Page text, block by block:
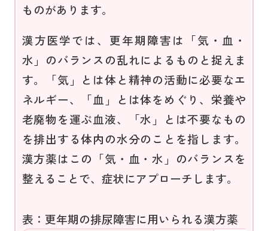
ものがあります。
漢方医学では、更年期障害は「気・血・
水」のバランスの乱れによるものと捉えま
す。「気」とは体と精神の活動に必要なエ
ネルギー、「血」とは体をめぐり、栄養や
老廃物を運ぶ血液、「水」とは不要なもの
を排出する体内の水分のことを指します。
漢方薬はこの「気・血・水」のバランスを
整えることで、症状にアプローチします。
表：更年期の排尿障害に用いられる漢方薬